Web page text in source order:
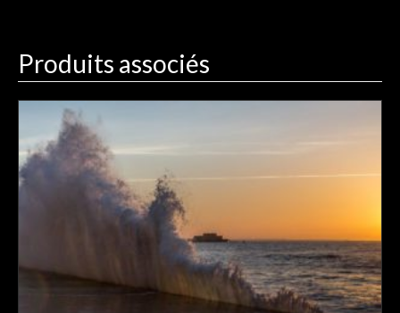
Produits associés